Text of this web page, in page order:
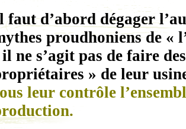
faut d’abord dégager
proudhoniens de «
ne s’agit pas de faire
» de leur
leur contrôle